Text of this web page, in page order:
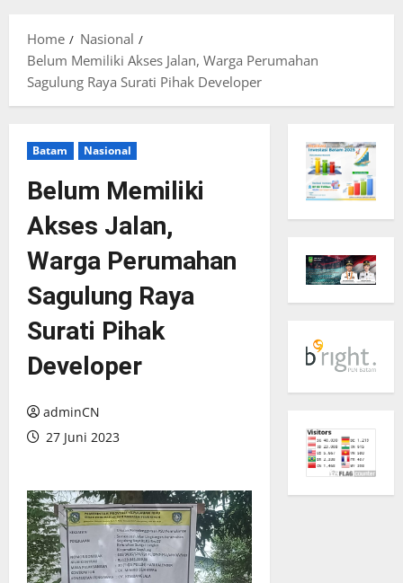
Home
Nasional
Belum Memiliki Akses Jalan, Warga Perumahan
Sagulung Raya Surati Pihak Developer
Batam Nasional
Belum Memiliki
Akses Jalan,
Warga Perumahan
Sagulung Raya
Surati Pihak
Developer
adminCN
27 Juni 2023